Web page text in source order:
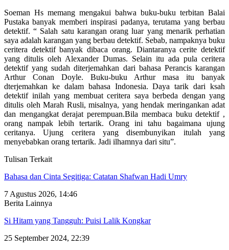
Soeman Hs memang mengakui bahwa buku-buku terbitan Balai
Pustaka banyak memberi inspirasi padanya, terutama yang berbau
detektif. “ Salah satu karangan orang luar yang menarik perhatian
saya adalah karangan yang berbau detektif. Sebab, nampaknya buku
ceritera detektif banyak dibaca orang. Diantaranya cerite detektif
yang ditulis oleh Alexander Dumas. Selain itu ada pula ceritera
detektif yang sudah diterjemahkan dari bahasa Perancis karangan
Arthur Conan Doyle. Buku-buku Arthur masa itu banyak
dterjemahkan ke dalam bahasa Indonesia. Daya tarik dari ksah
detektif inilah yang membuat ceritera saya berbeda dengan yang
ditulis oleh Marah Rusli, misalnya, yang hendak meringankan adat
dan mengangkat derajat perempuan.Bila membaca buku detektif ,
orang nampak lebih tertarik. Orang ini tahu bagaimana ujung
ceritanya. Ujung ceritera yang disembunyikan itulah yang
menyebabkan orang tertarik. Jadi ilhamnya dari situ”.
Tulisan Terkait
Bahasa dan Cinta Segitiga: Catatan Shafwan Hadi Umry
7 Agustus 2026, 14:46
Berita Lainnya
Si Hitam yang Tangguh: Puisi Lalik Kongkar
25 September 2024, 22:39